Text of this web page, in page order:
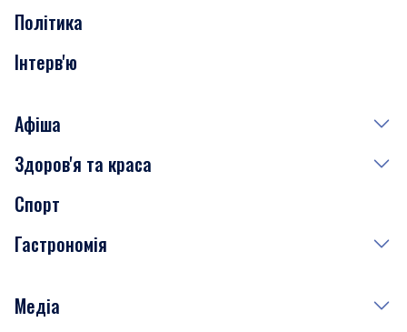
Політика
Інтерв'ю
Афіша
Сьогодні
Завтра
Субота
Здоров'я та краса
Медицина
Краса
Спорт
Гастрономія
Рецепти
Медіа